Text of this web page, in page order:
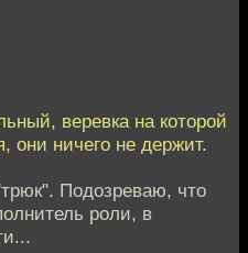
веревка на которой
они ничего не держит.
Подозреваю, что
роли, в